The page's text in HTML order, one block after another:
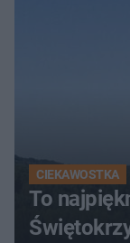
CIEKAWOSTKA
To